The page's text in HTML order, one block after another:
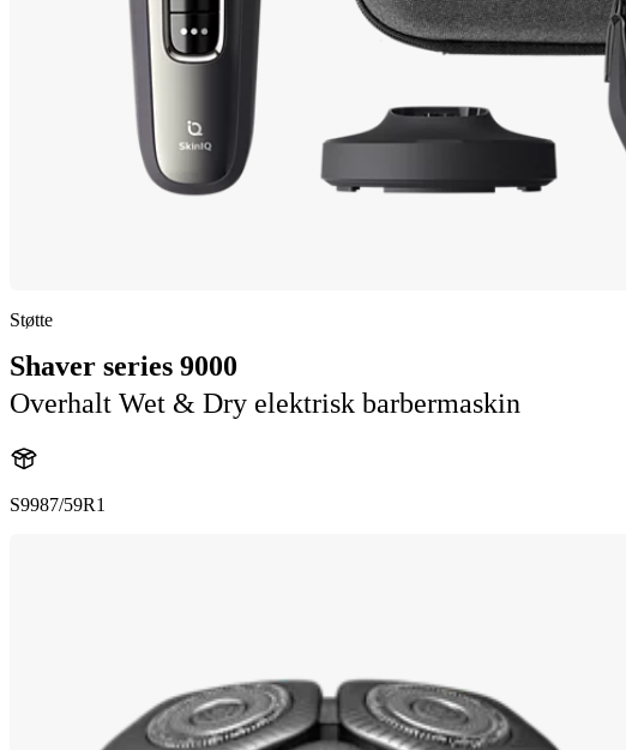
Støtte
Shaver series 9000
Overhalt Wet & Dry elektrisk barbermaskin
S9987/59R1